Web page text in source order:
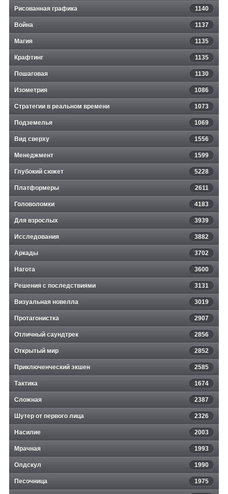
Рисованная графика 1140
Война 1137
Магия 1135
Крафтинг 1135
Пошаговая 1130
Изометрия 1086
Стратегии в реальном времени 1073
Подземелья 1069
Вид сверху 1556
Менеджмент 1599
Глубокий сюжет 5228
Платформеры 2611
Головоломки 4183
Для взрослых 3939
Исследования 3882
Аркады 3702
Нагота 3600
Решения с последствиями 3131
Визуальная новелла 3019
Протагонистка 2907
Отличный саундтрек 2856
Открытый мир 2852
Приключенческий экшен 2585
Тактика 1674
Сложная 2387
Шутер от первого лица 2326
Насилие 2003
Мрачная 1993
Олдскул 1990
Песочница 1975